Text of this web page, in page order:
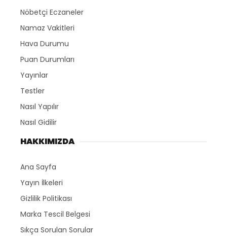
Nöbetçi Eczaneler
Namaz Vakitleri
Hava Durumu
Puan Durumları
Yayınlar
Testler
Nasıl Yapılır
Nasıl Gidilir
HAKKIMIZDA
Ana Sayfa
Yayın İlkeleri
Gizlilik Politikası
Marka Tescil Belgesi
Sıkça Sorulan Sorular